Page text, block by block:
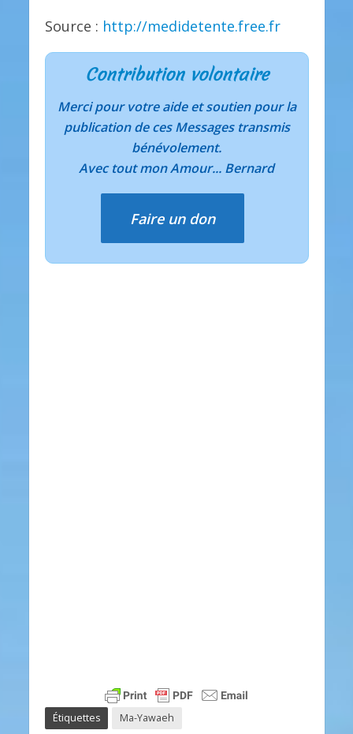
Source : http://medidetente.free.fr
Contribution volontaire
Merci pour votre aide et soutien pour la
publication de ces Messages transmis
bénévolement.
Avec tout mon Amour... Bernard
Faire un don
Étiquettes Ma-Yawaeh